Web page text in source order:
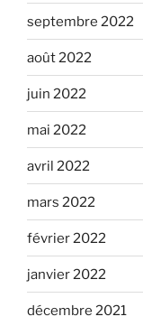
septembre 2022
août 2022
juin 2022
mai 2022
avril 2022
mars 2022
février 2022
janvier 2022
décembre 2021